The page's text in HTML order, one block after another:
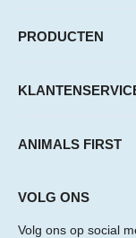
PRODUCTEN
ANIMALS FIRST
VOLG ONS
Volg ons op social